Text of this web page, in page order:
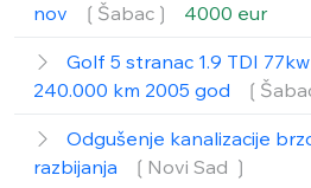
nov
❲Šabac❳ 4000 eur
Golf 5 stranac 1.9 TDI
240.000 km 2005 god
Odgušenje kanalizacije
razbijanja
❲Novi Sad ❳